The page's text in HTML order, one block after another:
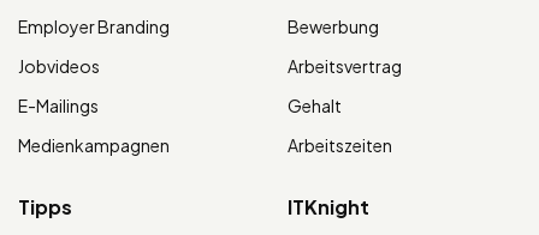
Employer Branding
Jobvideos
E-Mailings
Medienkampagnen
Bewerbung
Arbeitsvertrag
Gehalt
Arbeitszeiten
Tipps ITKnight